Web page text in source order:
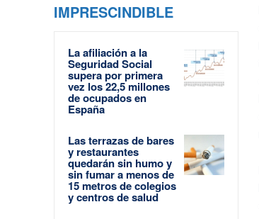
IMPRESCINDIBLE
La afiliación a la
Seguridad Social
supera por primera
vez los 22,5 millones
de ocupados en
España
Las terrazas de bares
y restaurantes
quedarán sin humo y
sin fumar a menos de
15 metros de colegios
y centros de salud